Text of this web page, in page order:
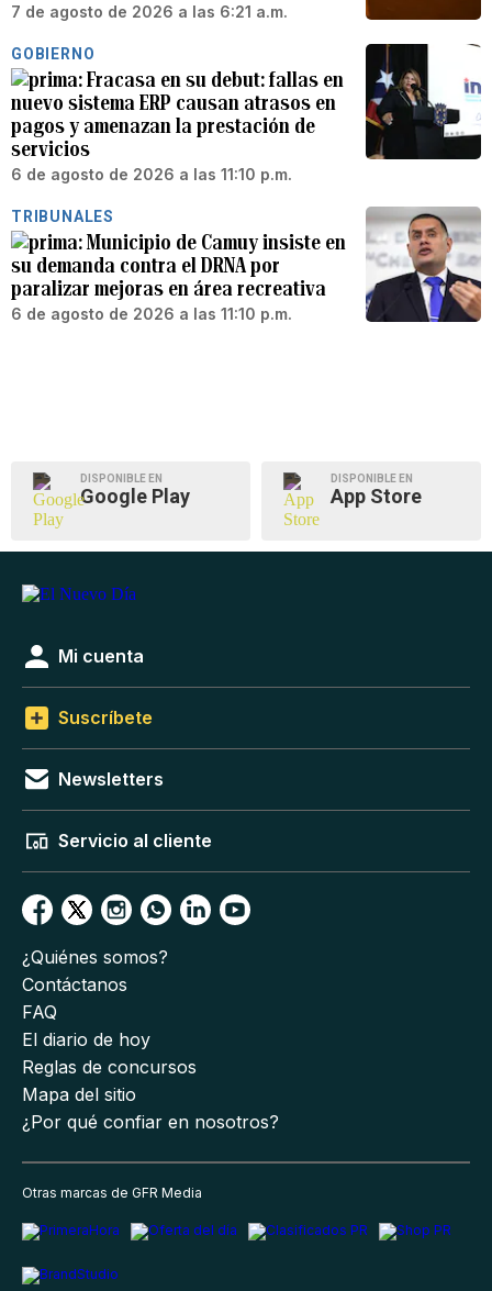
7 de agosto de 2026 a las 6:21 a.m.
GOBIERNO
Fracasa en su debut: fallas en
nuevo sistema ERP causan atrasos en
pagos y amenazan la prestación de
servicios
6 de agosto de 2026 a las 11:10 p.m.
TRIBUNALES
Municipio de Camuy insiste en
su demanda contra el DRNA por
paralizar mejoras en área recreativa
6 de agosto de 2026 a las 11:10 p.m.
DISPONIBLE EN
Google Play
DISPONIBLE EN
App Store
Mi cuenta
Suscríbete
Newsletters
Servicio al cliente
¿Quiénes somos?
Contáctanos
FAQ
El diario de hoy
Reglas de concursos
Mapa del sitio
¿Por qué confiar en nosotros?
Otras marcas de GFR Media